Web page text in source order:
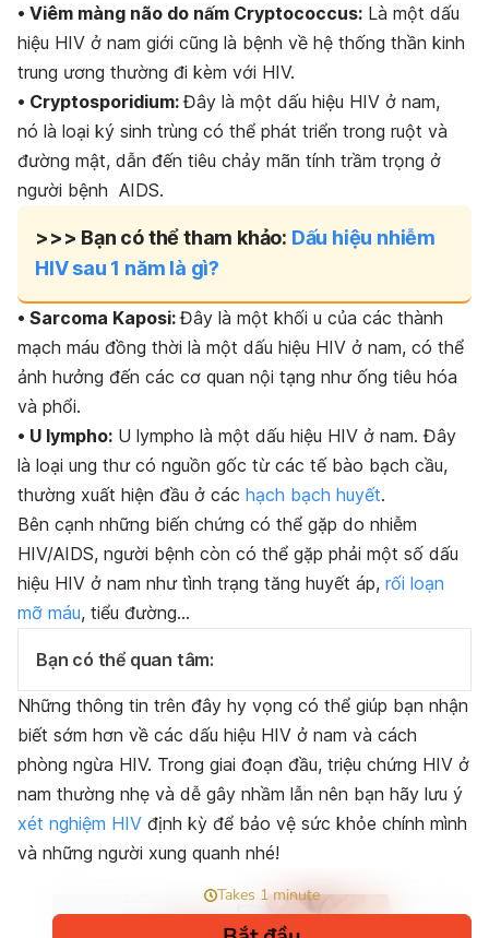
• Viêm màng não do nấm Cryptococcus: Là một dấu
hiệu HIV ở nam giới cũng là bệnh về hệ thống thần kinh
trung ương thường đi kèm với HIV.
• Cryptosporidium:Đây là một dấu hiệu HIV ở nam,
nó là loại ký sinh trùng có thể phát triển trong ruột và
đường mật, dẫn đến tiêu chảy mãn tính trầm trọng ở
người bệnh AIDS.
>>> Bạn có thể tham khảo: Dấu hiệu nhiễm
HIV sau 1 năm là gì?
• Sarcoma Kaposi:Đây là một khối u của các thành
mạch máu đồng thời là một dấu hiệu HIV ở nam, có thể
ảnh hưởng đến các cơ quan nội tạng như ống tiêu hóa
và phổi.
• U lympho: U lympho là một dấu hiệu HIV ở nam. Đây
là loại ung thư có nguồn gốc từ các tế bào bạch cầu,
thường xuất hiện đầu ở các hạch bạch huyết.
Bên cạnh những biến chứng có thể gặp do nhiễm
HIV/AIDS, người bệnh còn có thể gặp phải một số dấu
hiệu HIV ở nam như tình trạng tăng huyết áp, rối loạn
mỡ máu, tiểu đường…
Bạn có thể quan tâm:
Những thông tin trên đây hy vọng có thể giúp bạn nhận
biết sớm hơn về các dấu hiệu HIV ở nam và cách
phòng ngừa HIV. Trong giai đoạn đầu, triệu chứng HIV ở
nam thường nhẹ và dễ gây nhầm lẫn nên bạn hãy lưu ý
xét nghiệm HIV định kỳ để bảo vệ sức khỏe chính mình
và những người xung quanh nhé!